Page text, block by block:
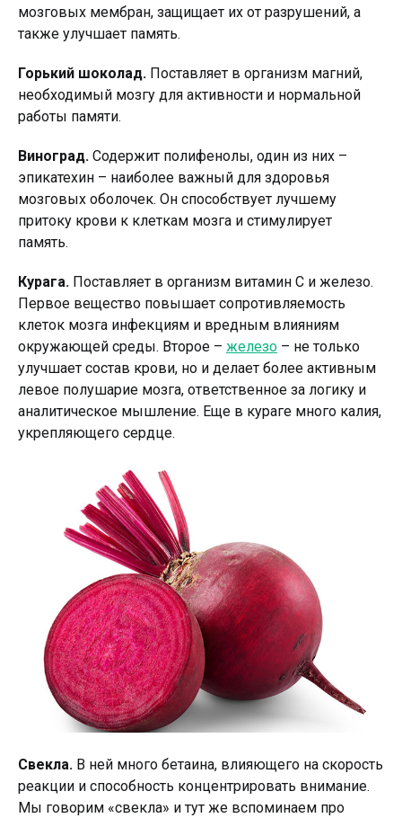
мозговых мембран, защищает их от разрушений, а
также улучшает память.
Горький шоколад. Поставляет в организм магний,
необходимый мозгу для активности и нормальной
работы памяти.
Виноград. Содержит полифенолы, один из них –
эпикатехин – наиболее важный для здоровья
мозговых оболочек. Он способствует лучшему
притоку крови к клеткам мозга и стимулирует
память.
Курага. Поставляет в организм витамин С и железо.
Первое вещество повышает сопротивляемость
клеток мозга инфекциям и вредным влияниям
окружающей среды. Второе – железо – не только
улучшает состав крови, но и делает более активным
левое полушарие мозга, ответственное за логику и
аналитическое мышление. Еще в кураге много калия,
укрепляющего сердце.
Свекла. В ней много бетаина, влияющего на скорость
реакции и способность концентрировать внимание.
Мы говорим «свекла» и тут же вспоминаем про